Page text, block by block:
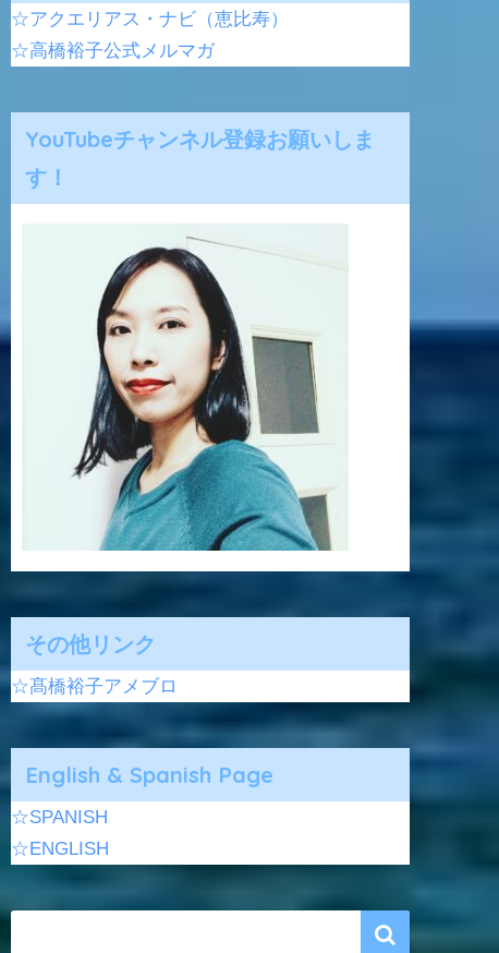
☆アクエリアス・ナビ（恵比寿）
☆高橋裕子公式メルマガ
YouTubeチャンネル登録お願いしま
す！
その他リンク
☆髙橋裕子アメブロ
English & Spanish Page
☆SPANISH
☆ENGLISH